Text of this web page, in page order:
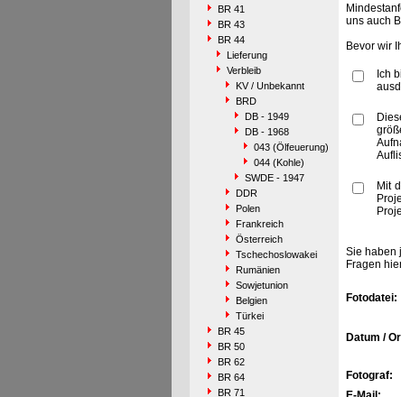
BR 41
BR 43
BR 44
Lieferung
Verbleib
KV / Unbekannt
BRD
DB - 1949
DB - 1968
043 (Ölfeuerung)
044 (Kohle)
SWDE - 1947
DDR
Polen
Frankreich
Österreich
Tschechoslowakei
Rumänien
Sowjetunion
Belgien
Türkei
BR 45
BR 50
BR 62
BR 64
BR 71
uns auch
Bevor wir
Ich
Mit
Sie haben
Fragen
Fotodatei:
Datum /
Fotograf: